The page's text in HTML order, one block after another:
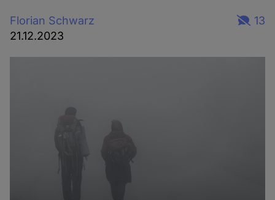
Florian Schwarz
21.12.2023
13